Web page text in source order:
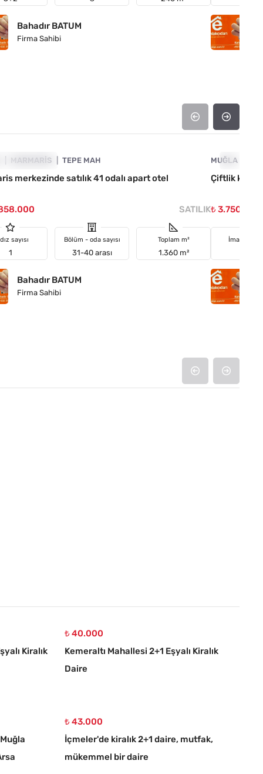
Bahadır BATUM
Firma Sahibi
UYGUN
MARMARIS TEPE MAH
merkezinde satılık 41 odalı apart otel
SATILIK
sayısı
1
Bölüm - oda sayısı
31-40 arası
Toplam m²
1.360 m²
Bahadır BATUM
Firma Sahibi
YATIRIMA
MUĞLA
Çiftlik köyü
₺ 3.750.000
İmar
Kiralık
₺ 40.000
Kemeraltı Mahallesi 2+1 Eşyalı Kiralık
Daire
₺ 43.000
İçmeler'de kiralık 2+1 daire, mutfak,
mükemmel bir daire